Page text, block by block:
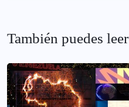
También puedes leer